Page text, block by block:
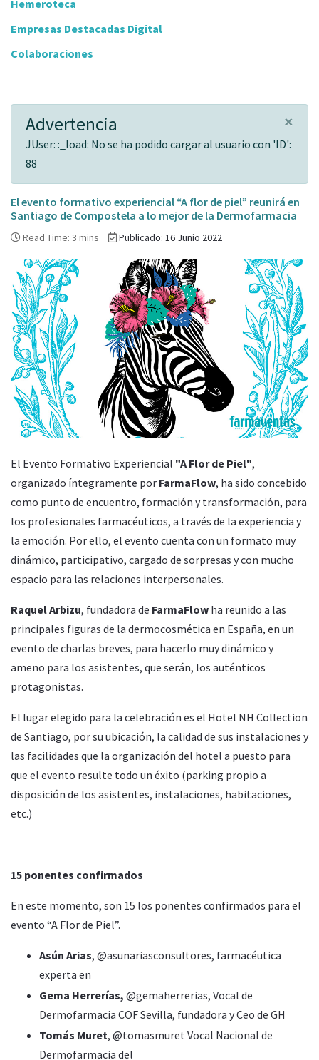
Hemeroteca
Empresas Destacadas Digital
Colaboraciones
×
Advertencia
JUser: :_load: No se ha podido cargar al usuario con 'ID':
88
El evento formativo experiencial “A flor de piel” reunirá en
Santiago de Compostela a lo mejor de la Dermofarmacia
Read Time: 3 mins Publicado: 16 Junio 2022
El Evento Formativo Experiencial "A Flor de Piel",
organizado íntegramente por FarmaFlow, ha sido concebido
como punto de encuentro, formación y transformación, para
los profesionales farmacéuticos, a través de la experiencia y
la emoción. Por ello, el evento cuenta con un formato muy
dinámico, participativo, cargado de sorpresas y con mucho
espacio para las relaciones interpersonales.
Raquel Arbizu, fundadora de FarmaFlow ha reunido a las
principales figuras de la dermocosmética en España, en un
evento de charlas breves, para hacerlo muy dinámico y
ameno para los asistentes, que serán, los auténticos
protagonistas.
El lugar elegido para la celebración es el Hotel NH Collection
de Santiago, por su ubicación, la calidad de sus instalaciones y
las facilidades que la organización del hotel a puesto para
que el evento resulte todo un éxito (parking propio a
disposición de los asistentes, instalaciones, habitaciones,
etc.)
15 ponentes confirmados
En este momento, son 15 los ponentes confirmados para el
evento “A Flor de Piel”.
Asún Arias, @asunariasconsultores, farmacéutica
experta en
Gema Herrerías, @gemaherrerias, Vocal de
Dermofarmacia COF Sevilla, fundadora y Ceo de GH
Tomás Muret, @tomasmuret Vocal Nacional de
Dermofarmacia del